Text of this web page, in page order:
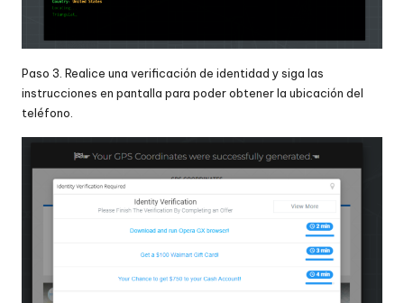
Paso 3. Realice una verificación de identidad y siga las
instrucciones en pantalla para poder obtener la ubicación del
teléfono.